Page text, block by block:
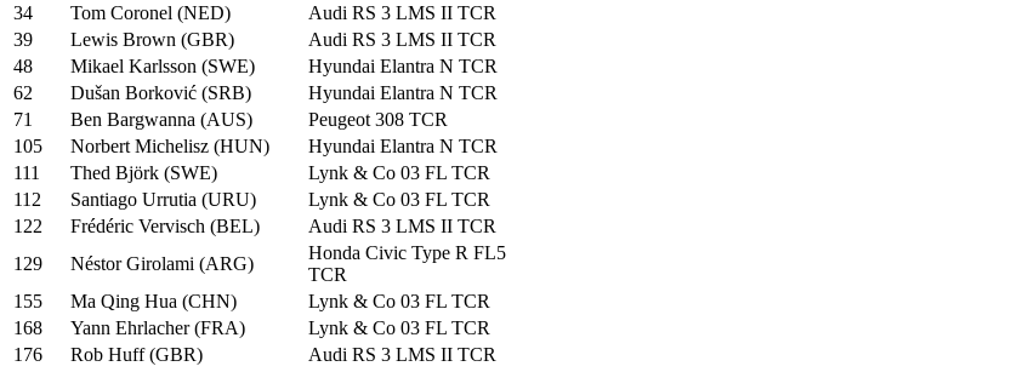
34
Tom Coronel (NED)
Audi RS 3 LMS II TCR
39
Lewis Brown (GBR)
Audi RS 3 LMS II TCR
48
Mikael Karlsson (SWE)
Hyundai Elantra N TCR
62
Dušan Borković (SRB)
Hyundai Elantra N TCR
71
Ben Bargwanna (AUS)
Peugeot 308 TCR
105
Norbert Michelisz (HUN)
Hyundai Elantra N TCR
111
Thed Björk (SWE)
Lynk & Co 03 FL TCR
112
Santiago Urrutia (URU)
Lynk & Co 03 FL TCR
122
Frédéric Vervisch (BEL)
Audi RS 3 LMS II TCR
129
Néstor Girolami (ARG)
Honda Civic Type R FL5
TCR
155
Ma Qing Hua (CHN)
Lynk & Co 03 FL TCR
168
Yann Ehrlacher (FRA)
Lynk & Co 03 FL TCR
176
Rob Huff (GBR)
Audi RS 3 LMS II TCR